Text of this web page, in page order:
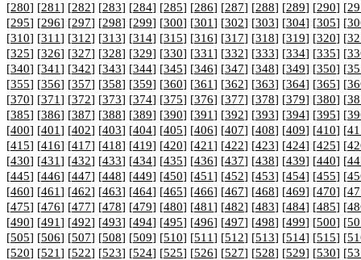
[280] [281] [282] [283] [284] [285] [286] [287] [288] [289] [290] [
[295] [296] [297] [298] [299] [300] [301] [302] [303] [304] [305] [
[310] [311] [312] [313] [314] [315] [316] [317] [318] [319] [320] [
[325] [326] [327] [328] [329] [330] [331] [332] [333] [334] [335] [
[340] [341] [342] [343] [344] [345] [346] [347] [348] [349] [350] [
[355] [356] [357] [358] [359] [360] [361] [362] [363] [364] [365] [
[370] [371] [372] [373] [374] [375] [376] [377] [378] [379] [380] [
[385] [386] [387] [388] [389] [390] [391] [392] [393] [394] [395] [
[400] [401] [402] [403] [404] [405] [406] [407] [408] [409] [410] [
[415] [416] [417] [418] [419] [420] [421] [422] [423] [424] [425] [
[430] [431] [432] [433] [434] [435] [436] [437] [438] [439] [440] [
[445] [446] [447] [448] [449] [450] [451] [452] [453] [454] [455] [
[460] [461] [462] [463] [464] [465] [466] [467] [468] [469] [470] [
[475] [476] [477] [478] [479] [480] [481] [482] [483] [484] [485] [
[490] [491] [492] [493] [494] [495] [496] [497] [498] [499] [500] [
[505] [506] [507] [508] [509] [510] [511] [512] [513] [514] [515] [
[520] [521] [522] [523] [524] [525] [526] [527] [528] [529] [530] [